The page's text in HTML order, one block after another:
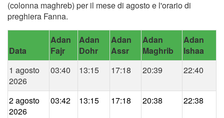
(colonna maghreb) per il mese di agosto e l'orario di
preghiera Fanna.
Data
Adan
Fajr
Adan
Dohr
Adan
Assr
Adan
Maghrib
Adan
Ishaa
1 agosto
2026
03:40 13:15 17:18 20:39 22:40
2 agosto
2026
03:42 13:15 17:18 20:38 22:38